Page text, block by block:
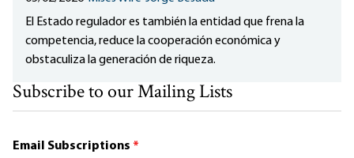
El Estado regulador es también la entidad que frena la
competencia, reduce la cooperación económica y
obstaculiza la generación de riqueza.
Subscribe to our Mailing Lists
Email Subscriptions *